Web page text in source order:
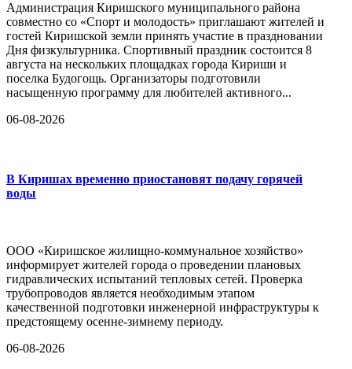
Администрация Киришского муниципального района
совместно со «Спорт и молодость» приглашают жителей и
гостей Киришской земли принять участие в праздновании
Дня физкультурника. Спортивный праздник состоится 8
августа на нескольких площадках города Кириши и
поселка Будогощь. Организаторы подготовили
насыщенную программу для любителей активного...
06-08-2026
В Киришах временно приостановят подачу горячей
воды
ООО «Киришское жилищно-коммунальное хозяйство»
информирует жителей города о проведении плановых
гидравлических испытаний тепловых сетей. Проверка
трубопроводов является необходимым этапом
качественной подготовки инженерной инфраструктуры к
предстоящему осенне-зимнему периоду.
06-08-2026